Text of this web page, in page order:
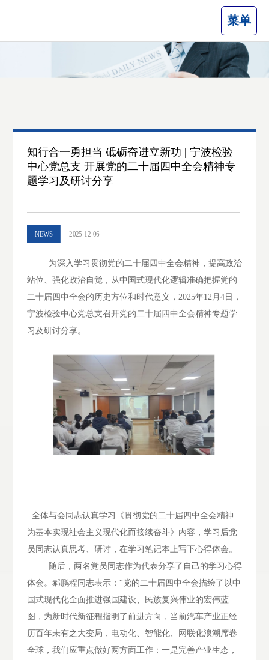
菜单
知行合一勇担当 砥砺奋进立新功 | 宁波检验
中心党总支 开展党的二十届四中全会精神专
题学习及研讨分享
NEWS 2025-12-06
为深入学习贯彻党的二十届四中全会精神，提高政治
站位、强化政治自觉，从中国式现代化逻辑准确把握党的
二十届四中全会的历史方位和时代意义， 2025年12月4日，
宁波检验中心党总支召开党的二十届四中全会精神专题学
习及研讨分享。
全体与会同志认真学习《贯彻党的二十届四中全会精神
为基本实现社会主义现代化而接续奋斗》内容，学习后党
员同志认真思考、研讨，在学习笔记本上写下心得体会。
随后，两名党员同志作为代表分享了自己的学习心得
体会。郝鹏程同志表示： “党的二十届四中全会描绘了以中
国式现代化全面推进强国建设、民族复兴伟业的宏伟蓝
图，为新时代新征程指明了前进方向，当前汽车产业正经
历百年未有之大变局，电动化、智能化、网联化浪潮席卷
全球，我们应重点做好两方面工作：一是完善产业生态，